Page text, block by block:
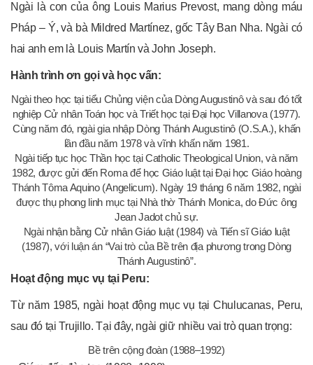
Ngài là con của ông Louis Marius Prevost, mang dòng máu
Pháp – Ý, và bà Mildred Martínez, gốc Tây Ban Nha. Ngài có
hai anh em là Louis Martín và John Joseph.
Hành trình ơn gọi và học vấn:
Ngài theo học tại tiểu Chủng viện của Dòng Augustinô và sau đó tốt
nghiệp Cử nhân Toán học và Triết học tại Đại học Villanova (1977).
Cùng năm đó, ngài gia nhập Dòng Thánh Augustinô (O.S.A.), khấn
lần đầu năm 1978 và vĩnh khấn năm 1981.
Ngài tiếp tục học Thần học tại Catholic Theological Union, và năm
1982, được gửi đến Roma để học Giáo luật tại Đại học Giáo hoàng
Thánh Tôma Aquino (Angelicum). Ngày 19 tháng 6 năm 1982, ngài
được thụ phong linh mục tại Nhà thờ Thánh Monica, do Đức ông
Jean Jadot chủ sự.
Ngài nhận bằng Cử nhân Giáo luật (1984) và Tiến sĩ Giáo luật
(1987), với luận án “Vai trò của Bề trên địa phương trong Dòng
Thánh Augustinô”.
Hoạt động mục vụ tại Peru:
Từ năm 1985, ngài hoạt động mục vụ tại Chulucanas, Peru,
sau đó tại Trujillo. Tại đây, ngài giữ nhiều vai trò quan trọng:
Bề trên cộng đoàn (1988–1992)